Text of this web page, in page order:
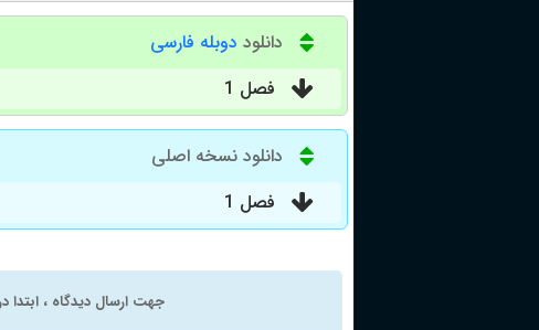
دانلود دوبله فارسی
فصل 1
دانلود نسخه اصلی
فصل 1
جهت ارسال دیدگاه ، ابتدا